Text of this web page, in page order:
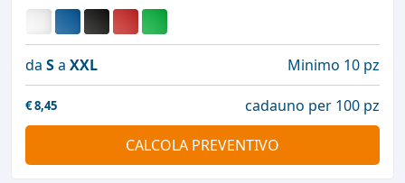
da Sa XXL Minimo 10 pz
€8,45
cadauno per 100 pz
CALCOLA PREVENTIVO